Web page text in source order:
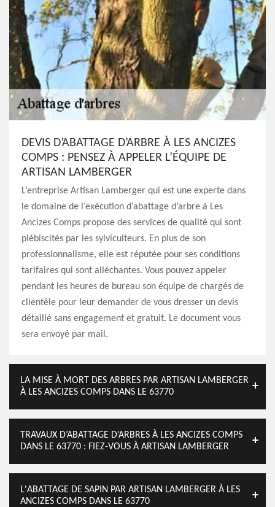
DEVIS D’ABATTAGE D’ARBRE À LES ANCIZES
COMPS : PENSEZ À APPELER L’ÉQUIPE DE
ARTISAN LAMBERGER
L’entreprise Artisan Lamberger qui est une experte dans
le domaine de l’exécution d’abattage d’arbre à Les
Ancizes Comps propose des services de qualité qui sont
plébiscités par les sylviculteurs. En plus de son
professionnalisme, elle est réputée pour ses conditions
tarifaires qui sont alléchantes. Vous pouvez appeler
pendant les heures de bureau son équipe de chargés de
clientèle pour leur demander de vous dresser un devis
détaillé sans engagement et gratuit. Le document vous
sera envoyé par mail.
LA MISE À MORT DES ARBRES PAR ARTISAN LAMBERGER
À LES ANCIZES COMPS DANS LE 63770
TRAVAUX D’ABATTAGE D’ARBRES À LES ANCIZES COMPS
DANS LE 63770 : FIEZ-VOUS À ARTISAN LAMBERGER
L'ABATTAGE DE SAPIN PAR ARTISAN LAMBERGER À LES
ANCIZES COMPS DANS LE 63770